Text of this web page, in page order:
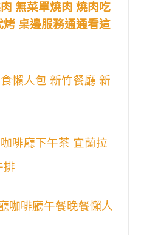
無菜單燒肉 燒肉吃
桌邊服務通通看這
懶人包 新竹餐廳 新
啡廳下午茶 宜蘭拉
排
咖啡廳午餐晚餐懶人